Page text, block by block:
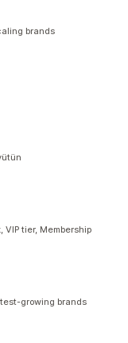
brands
VIP tier, Membership
growing brands